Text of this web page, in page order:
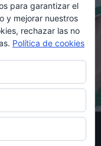
C.F.
Maestre
para garantizar el
y mejorar nuestros
rechazar las no
Política de cookies